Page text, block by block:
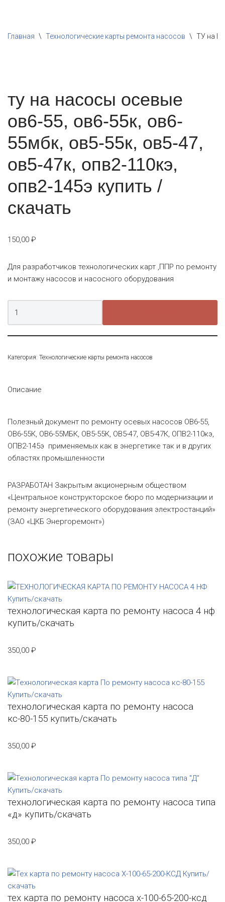
к
Главная \ Технологические карты ремонта насосов \ ТУ на
ту на насосы осевые
ов6-55, ов6-55к, ов6-
55мбк, ов5-55к, ов5-47,
ов5-47к, опв2-110кэ,
опв2-145э купить /
скачать
150,00 ₽
Для разработчиков технологических карт ,ППР по ремонту
и монтажу насосов и насосного оборудования
Категория: Технологические карты ремонта насосов
Описание
Полезный документ по ремонту осевых насосов ОВ6-55,
ОВ6-55К, ОВ6-55МБК, ОВ5-55К, ОВ5-47, ОВ5-47К, ОПВ2-110кэ,
ОПВ2-145э применяемых как в энергетике так и в других
областях промышленности
РАЗРАБОТАН Закрытым акционерным обществом
«Центральное конструкторское бюро по модернизации и
ремонту энергетического оборудования электростанций»
(ЗАО «ЦКБ Энергоремонт»)
похожие товары
технологическая карта по ремонту насоса 4 нф
купить/скачать
350,00 ₽
технологическая карта по ремонту насоса
кс-80-155 купить/скачать
350,00 ₽
технологическая карта по ремонту насоса типа
«д» купить/скачать
350,00 ₽
тех карта по ремонту насоса х-100-65-200-ксд